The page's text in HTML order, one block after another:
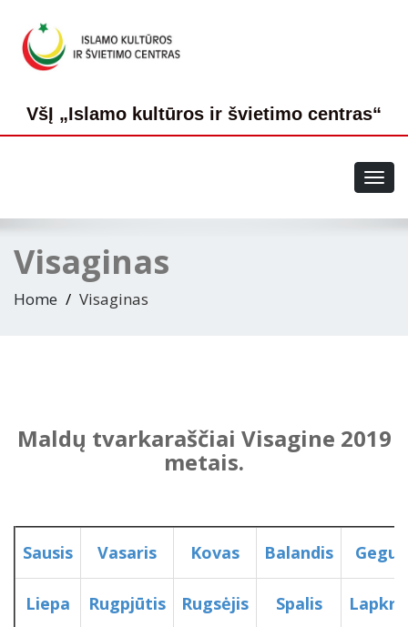
VšĮ „Islamo kultūros ir švietimo centras“
Visaginas
Home Visaginas
Maldų tvarkaraščiai Visagine 2019
metais.
Sausis Vasaris Kovas Balandis
Liepa Rugpjūtis Rugsėjis Spalis